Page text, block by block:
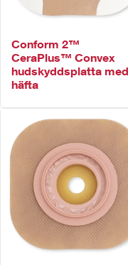
Conform 2™
CeraPlus™ Convex
hudskyddsplatta med
häfta